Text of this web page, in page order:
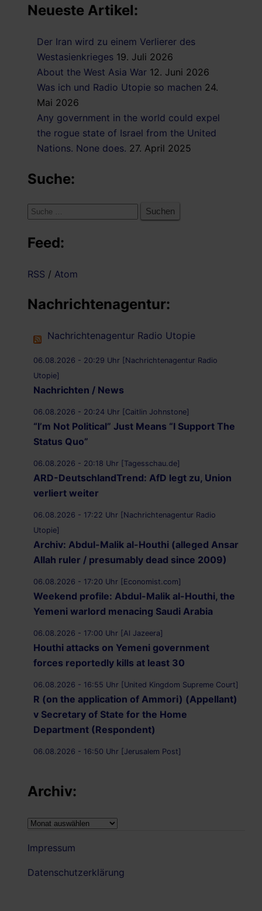
Neueste Artikel:
Der Iran wird zu einem Verlierer des
Westasienkrieges 19. Juli 2026
About the West Asia War 12. Juni 2026
Was ich und Radio Utopie so machen 24.
Mai 2026
Any government in the world could expel
the rogue state of Israel from the United
Nations. None does. 27. April 2025
Suche:
Suche
Feed:
RSS / Atom
Nachrichtenagentur:
Nachrichtenagentur Radio Utopie
06.08.2026 - 20:29 Uhr [Nachrichtenagentur Radio
Utopie]
Nachrichten / News
06.08.2026 - 20:24 Uhr [Caitlin Johnstone]
“I’m Not Political” Just Means “I Support The
Status Quo”
06.08.2026 - 20:18 Uhr [Tagesschau.de]
ARD-DeutschlandTrend: AfD legt zu, Union
verliert weiter
06.08.2026 - 17:22 Uhr [Nachrichtenagentur Radio
Utopie]
Archiv: Abdul-Malik al-Houthi (alleged Ansar
Allah ruler / presumably dead since 2009)
06.08.2026 - 17:20 Uhr [Economist.com]
Weekend profile: Abdul-Malik al-Houthi, the
Yemeni warlord menacing Saudi Arabia
06.08.2026 - 17:00 Uhr [Al Jazeera]
Houthi attacks on Yemeni government
forces reportedly kills at least 30
06.08.2026 - 16:55 Uhr [United Kingdom Supreme Court]
R (on the application of Ammori) (Appellant)
v Secretary of State for the Home
Department (Respondent)
06.08.2026 - 16:50 Uhr [Jerusalem Post]
14 peaceful protesters arrested at Palestine
Action demonstration outside Bristol Prison
06.08.2026 - 16:19 Uhr [Nachrichtenagentur Radio
Utopie]
Archiv:
Archiv:
Impressum
Datenschutzerklärung